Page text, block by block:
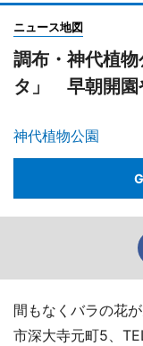
ニュース地図
調布・神代植
タ」 早朝開園
神代植物公園
間もなくバラの花
市深大寺元町5、